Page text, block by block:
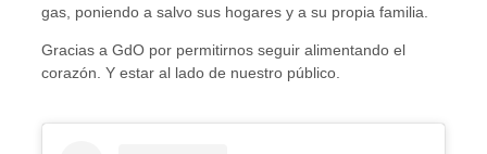
gas, poniendo a salvo sus hogares y a su propia familia.
Gracias a GdO por permitirnos seguir alimentando el
corazón. Y estar al lado de nuestro público.